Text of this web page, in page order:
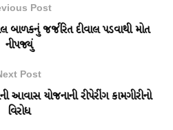
Post
જર્જરિત દીવાલ પડવાથી મોત
નીપજ્યું
Post
આવાસ યોજનાની રીપેરીંગ કામગીરીનો
વિરોધ